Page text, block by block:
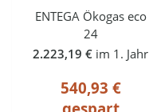
ENTEGA Ökogas eco
24
2.223,19 € im 1. Jahr
540,93 €